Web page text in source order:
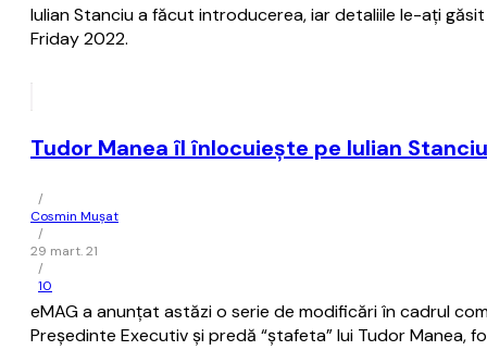
Iulian Stanciu a făcut introducerea, iar detaliile le-ați
Friday 2022.
Tudor Manea îl înlocuieşte pe Iulian
/
Cosmin Mușat
/
29 mart. 21
/
10
eMAG a anunţat astăzi o serie de modificări în cadrul
Preşedinte Executiv şi predă “ştafeta” lui Tudor Manea,